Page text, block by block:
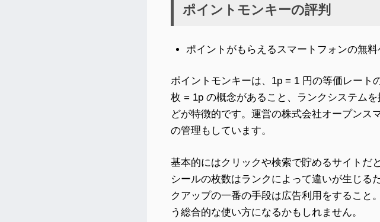
ポイントモンキーの評判
ポイントがもらえるスマートフォンの無料
ポイントモンキーは、1p = 1 円の等価レート
枚 = 1p の概念があること、ランクシステム
どが特徴的です。運営の株式会社オープンス
の管理もしています。
基本的にはクリックや検索で貯めるサイトだ
シールの枚数はランクによって違いが生じる
クアップの一番の手段は広告利用をすること
う総合的な使い方になるかもしれません。